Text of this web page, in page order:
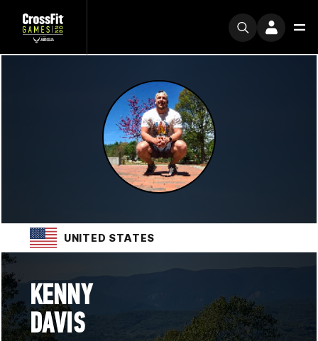
UNITED STATES
KENNY
DAVIS